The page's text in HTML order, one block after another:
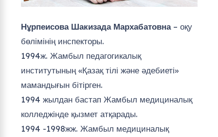
Нұрпеисова Шакизада Мархабатовна– оқу
бөлімінің инспекторы.
1994ж. Жамбыл педагогикалық
институтының «Қазақ тілі және әдебиеті»
мамандығын бітірген.
1994 жылдан бастап Жамбыл медициналық
колледжінде қызмет атқарады.
1994 -1998жж. Жамбыл медициналық